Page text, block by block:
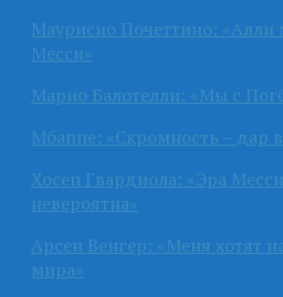
Маурисио Почеттино: «Алли
Месси»
Марио Балотелли: «Мы с
Мбаппе: «Скромность – дар
Хосеп Гвардиола: «Эра
невероятна»
Арсен Венгер: «Меня хотят
мира»